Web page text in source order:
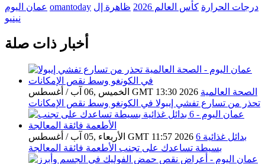
عمان اليوم omantoday درجات الحرارة كأس العالم 2026
ظاهرة إل
نينيو
أخبار ذات صلة
الخميس ,06 آب / أغسطس GMT 13:30 2026 الصحة العالمية
تحذر من تسارع تفشي إيبولا في الكونغو وسط نقص الإمكانات
الأربعاء ,05 آب / أغسطس GMT 11:57 2026 6 بدائل غذائية
بسيطة تساعدك على تجنب الأطعمة فائقة المعالجة